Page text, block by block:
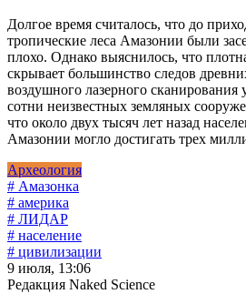
Долгое время считалось, что до
тропические леса Амазонии были
плохо. Однако выяснилось, что
скрывает большинство следов
воздушного лазерного
сотни неизвестных земляных
что около двух тысяч лет назад
Амазонии могло достигать трех
Археология
# Амазонка
# америка
# ЛИДАР
# население
# цивилизации
9 июля, 13:06
Редакция Naked Science